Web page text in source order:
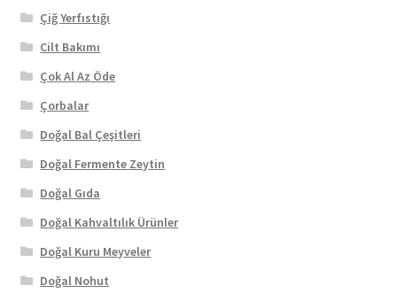
Çiğ Yerfıstığı
Cilt Bakımı
Çok Al Az Öde
Çorbalar
Doğal Bal Çeşitleri
Doğal Fermente Zeytin
Doğal Gıda
Doğal Kahvaltılık Ürünler
Doğal Kuru Meyveler
Doğal Nohut